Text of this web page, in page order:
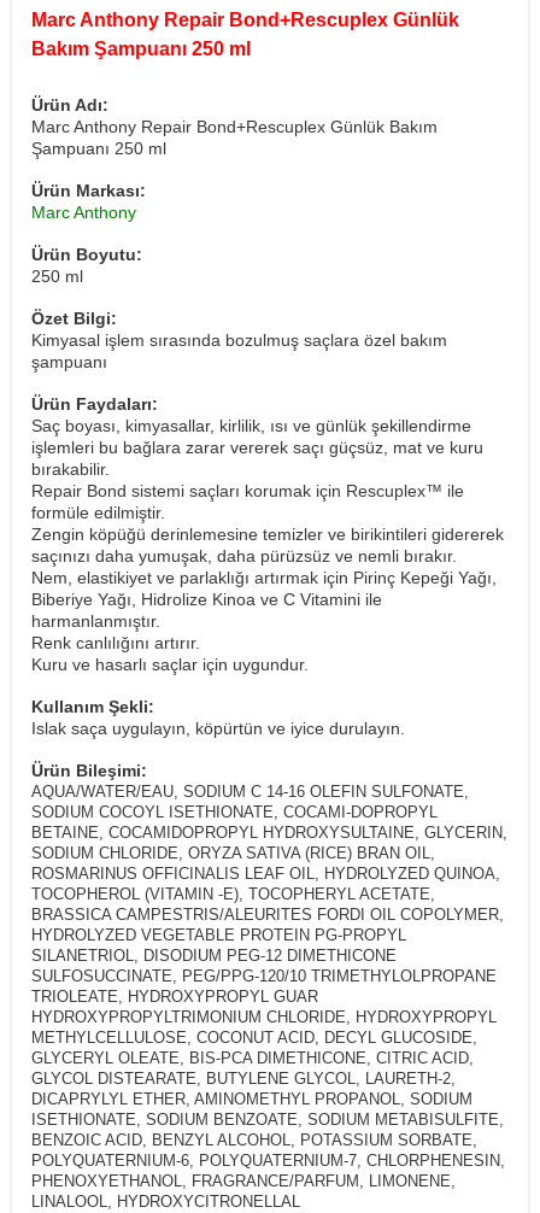
Marc Anthony Repair Bond+Rescuplex Günlük
Bakım Şampuanı 250 ml
Ürün Adı:
Marc Anthony Repair Bond+Rescuplex Günlük Bakım
Şampuanı 250 ml
Ürün Markası:
Marc Anthony
Ürün Boyutu:
250 ml
Özet Bilgi:
Kimyasal işlem sırasında bozulmuş saçlara özel bakım
şampuanı
Ürün Faydaları:
Saç boyası, kimyasallar, kirlilik, ısı ve günlük şekillendirme
işlemleri bu bağlara zarar vererek saçı güçsüz, mat ve kuru
bırakabilir.
Repair Bond sistemi saçları korumak için Rescuplex™ ile
formüle edilmiştir.
Zengin köpüğü derinlemesine temizler ve birikintileri gidererek
saçınızı daha yumuşak, daha pürüzsüz ve nemli bırakır.
Nem, elastikiyet ve parlaklığı artırmak için Pirinç Kepeği Yağı,
Biberiye Yağı, Hidrolize Kinoa ve C Vitamini ile
harmanlanmıştır.
Renk canlılığını artırır.
​Kuru ve hasarlı saçlar için uygundur.
Kullanım Şekli:
Islak saça uygulayın, köpürtün ve iyice durulayın.
Ürün Bileşimi:
AQUA/WATER/EAU, SODIUM C 14-16 OLEFIN SULFONATE,
SODIUM COCOYL ISETHIONATE, COCAMI-DOPROPYL
BETAINE, COCAMIDOPROPYL HYDROXYSULTAINE, GLYCERIN,
SODIUM CHLORIDE, ORYZA SATIVA (RICE) BRAN OIL,
ROSMARINUS OFFICINALIS LEAF OIL, HYDROLYZED QUINOA,
TOCOPHEROL (VITAMIN -E), TOCOPHERYL ACETATE,
BRASSICA CAMPESTRIS/ALEURITES FORDI OIL COPOLYMER,
HYDROLYZED VEGETABLE PROTEIN PG-PROPYL
SILANETRIOL, DISODIUM PEG-12 DIMETHICONE
SULFOSUCCINATE, PEG/PPG-120/10 TRIMETHYLOLPROPANE
TRIOLEATE, HYDROXYPROPYL GUAR
HYDROXYPROPYLTRIMONIUM CHLORIDE, HYDROXYPROPYL
METHYLCELLULOSE, COCONUT ACID, DECYL GLUCOSIDE,
GLYCERYL OLEATE, BIS-PCA DIMETHICONE, CITRIC ACID,
GLYCOL DISTEARATE, BUTYLENE GLYCOL, LAURETH-2,
DICAPRYLYL ETHER, AMINOMETHYL PROPANOL, SODIUM
ISETHIONATE, SODIUM BENZOATE, SODIUM METABISULFITE,
BENZOIC ACID, BENZYL ALCOHOL, POTASSIUM SORBATE,
POLYQUATERNIUM-6, POLYQUATERNIUM-7, CHLORPHENESIN,
PHENOXYETHANOL, FRAGRANCE/PARFUM, LIMONENE,
LINALOOL, HYDROXYCITRONELLAL